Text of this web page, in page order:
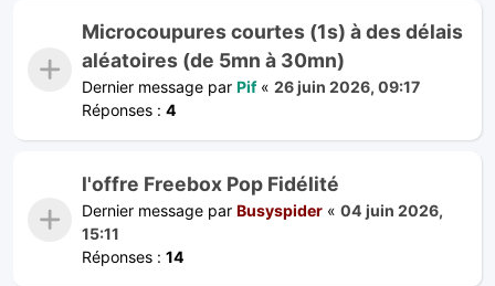
Microcoupures courtes (1s) à des délais
aléatoires (de 5mn à 30mn)
Dernier message par Pif« 26 juin 2026, 09:17
Réponses : 4
l'offre Freebox Pop Fidélité
Dernier message par Busyspider « 04 juin 2026,
15:11
Réponses : 14